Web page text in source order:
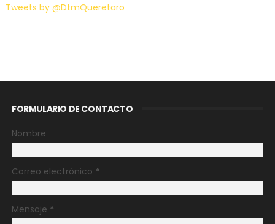
Tweets by @DtmQueretaro
FORMULARIO DE CONTACTO
Nombre
Correo electrónico *
Mensaje *